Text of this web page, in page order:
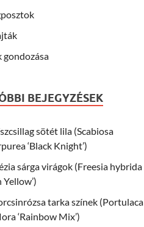
gondozása
BEJEGYZÉSEK
sötét lila (Scabiosa
‘Black Knight’)
sárga virágok (Freesia hybrida
Yellow’)
tarka színek (Portulaca
‘Rainbow Mix’)